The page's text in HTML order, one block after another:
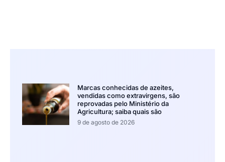
Marcas conhecidas de azeites,
vendidas como extravirgens, são
reprovadas pelo Ministério da
Agricultura; saiba quais são
9 de agosto de 2026